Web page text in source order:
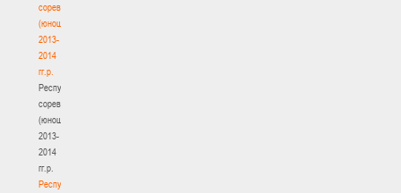
соревнования
(юноши)
2013-
2014
гг.р.
Республиканские
соревнования
(юноши)
2013-
2014
гг.р.
Республиканские